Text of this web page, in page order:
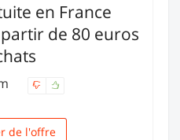
en France
de 80 euros
Livraison
de l'offre